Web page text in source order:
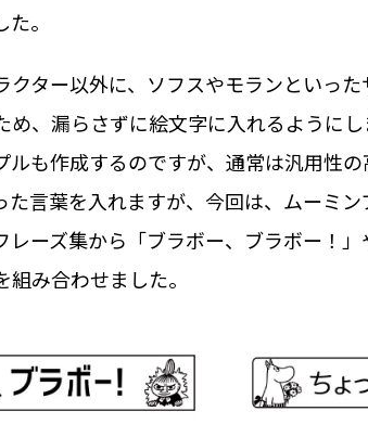
。
クター以外に、ソフスやモランといっ
め、漏らさずに絵文字に入れるように
も作成するのですが、通常は汎用性の
った言葉を入れますが、今回は、ムーミ
レーズ集から「ブラボー、ブラボー！
組み合わせました。